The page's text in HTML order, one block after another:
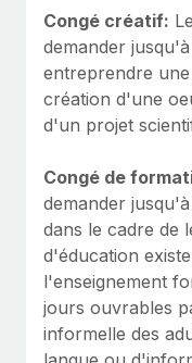
Congé créatif:
demander
entreprendre
création d'une
d'un projet
Congé de
demander
dans le cadre de
d'éducation
l'enseignement
jours ouvrables
informelle des